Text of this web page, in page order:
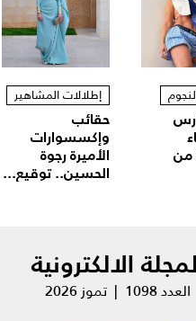
من
إطلالات المشاهير
حقائب
وإكسسوارات
الأميرة رجوة
الحسين.. توقيع...
الالكترونية
العدد 1098 | تموز 2026